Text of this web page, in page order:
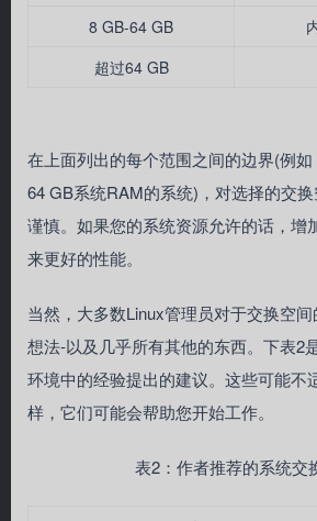
8 GB-64 GB
超过64 GB
在上面列出的每个范围之间的边界(例
64 GB系统RAM的系统)，对选择的交
谨慎。如果您的系统资源允许的话，增
来更好的性能。
当然，大多数Linux管理员对于交换空
想法-以及几乎所有其他的东西。下表2
环境中的经验提出的建议。这些可能不
样，它们可能会帮助您开始工作。
表2：作者推荐的系统交